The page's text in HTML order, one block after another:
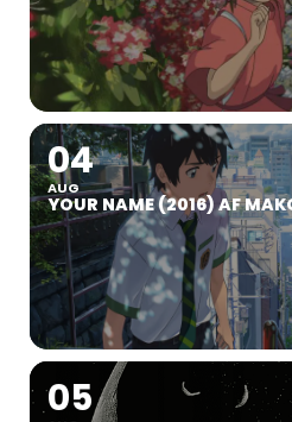
04
AUG
YOUR NAME (2016) AF
05